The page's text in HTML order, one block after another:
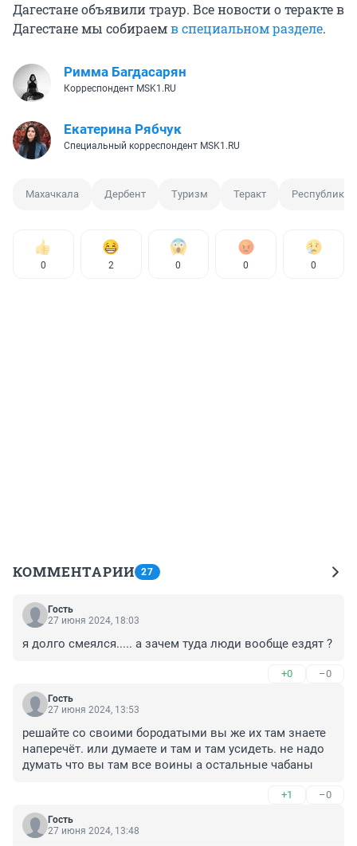
Дагестане объявили траур. Все новости о теракте в
Дагестане мы собираемв специальном разделе.
Римма Багдасарян
Корреспондент MSK1.RU
Екатерина Рябчук
Специальный корреспондент MSK1.RU
Махачкала Дербент Туризм Теракт Республика
0 2 0 0 0
КОММЕНТАРИИ 27
Гость
27 июня 2024, 18:03
я долго смеялся..... а зачем туда люди вообще ездят ?
+0 –0
Гость
27 июня 2024, 13:53
решайте со своими бородатыми вы же их там знаете
наперечёт. или думаете и там и там усидеть. не надо
думать что вы там все воины а остальные чабаны
+1 –0
Гость
27 июня 2024, 13:48